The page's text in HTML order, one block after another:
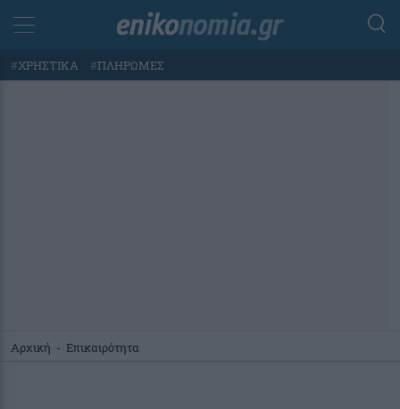
#ΧΡΗΣΤΙΚΑ #ΠΛΗΡΩΜΕΣ
Αρχική - Επικαιρότητα